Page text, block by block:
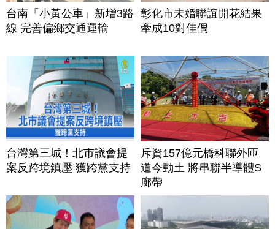
台南「小黃公車」新增3路
線 完善偏鄉交通運輸
彰化市未婚聯誼開花結果
牽成10對佳偶
台灣第三城！北市議會提
案反跨境鎮壓 獲跨黨支持
斥資157億元橋科聯外匝
道今動土 將串聯半導體S
廊帶